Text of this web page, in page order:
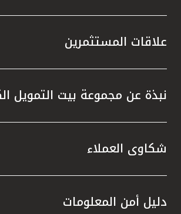
علاقات المستثمرين
نبذة عن مجموعة بيت التمويل
شكاوى العملاء
دليل أمن المعلومات